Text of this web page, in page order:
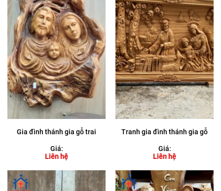
Gia đình thánh gia gỗ trai
Giá:
Liên hệ
Tranh gia đình thánh gia gỗ
Giá:
Liên hệ